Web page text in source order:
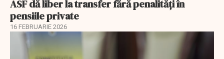
ASF dă liber la transfer fără penalități în
pensiile private
16 FEBRUARIE 2026